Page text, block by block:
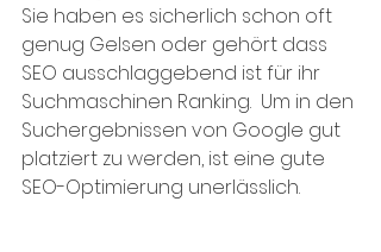
Sie haben es sicherlich schon oft
genug Gelsen oder gehört dass
SEO ausschlaggebend ist für ihr
Suchmaschinen Ranking.  Um in den
Suchergebnissen von Google gut
platziert zu werden, ist eine gute
SEO-Optimierung unerlässlich.